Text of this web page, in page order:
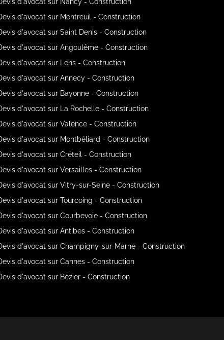
d'avocat sur Montreuil - Construction
d'avocat sur Saint Denis - Construction
d'avocat sur Angoulême - Construction
d'avocat sur Lens - Construction
d'avocat sur Annecy - Construction
d'avocat sur Bayonne - Construction
d'avocat sur La Rochelle - Construction
d'avocat sur Valence - Construction
d'avocat sur Montbéliard - Construction
d'avocat sur Créteil - Construction
d'avocat sur Versailles - Construction
d'avocat sur Vitry-sur-Seine - Construction
d'avocat sur Tourcoing - Construction
d'avocat sur Courbevoie - Construction
d'avocat sur Antibes - Construction
d'avocat sur Champigny-sur-Marne - Construction
d'avocat sur Cannes - Construction
d'avocat sur Bézier - Construction